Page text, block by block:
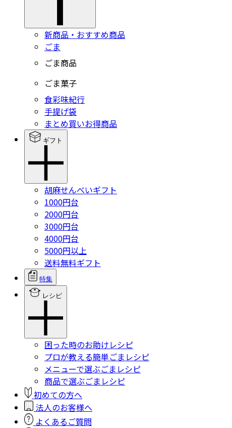
新商品・おすすめ商品
ごま
ごま商品
ごま菓子
食彩味紀行
手提げ袋
まとめ買いお得商品
ギフト
胡麻せんべいギフト
1000円台
2000円台
3000円台
4000円台
5000円以上
送料無料ギフト
特集
レシピ
困った時のお助けレシピ
プロが教える簡単ごまレシピ
メニューで選ぶごまレシピ
商品で選ぶごまレシピ
初めての方へ
法人のお客様へ
よくあるご質問